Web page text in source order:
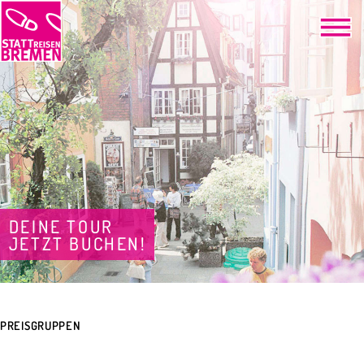
DEINE TOUR
JETZT BUCHEN!
PREISGRUPPEN